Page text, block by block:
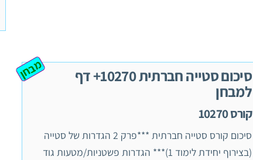
סיכום סטייה חברתית 10270+ דף
למבחן
קורס 10270
מבחן
סיכום קורס סטייה חברתית ***פרק 2 הגדרות של סטייה
(בצירוף יחידת לימוד 1)*** הגדרות פשטניות/מטעות גוד